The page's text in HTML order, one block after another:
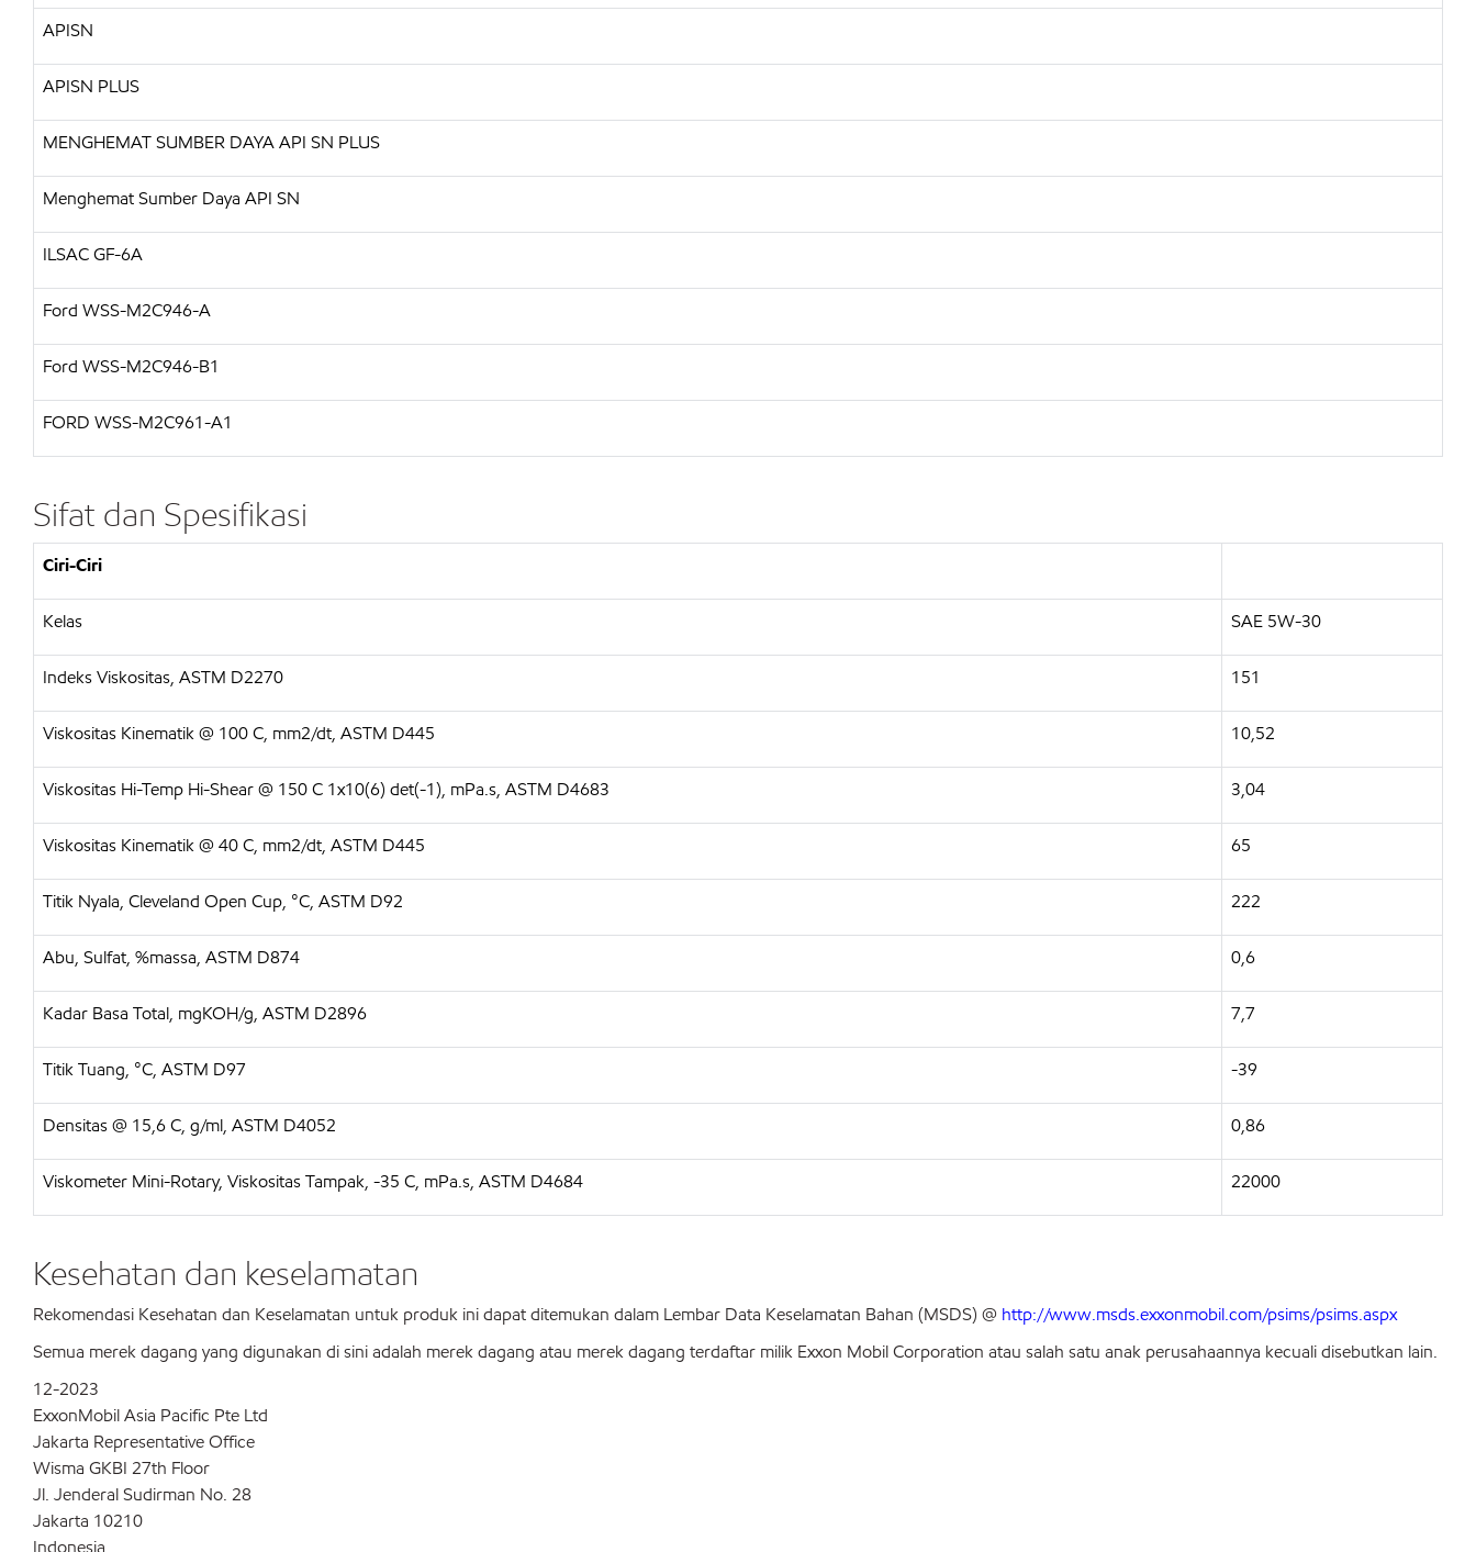
APISN
APISN PLUS
MENGHEMAT SUMBER DAYA API SN PLUS
Menghemat Sumber Daya API SN
ILSACGF-6A
Ford WSS-M2C946-A
Ford WSS-M2C946-B1
FORD WSS-M2C961-A1
Sifat dan Spesifikasi
Ciri-Ciri
Kelas SAE 5W-30
Indeks Viskositas, ASTM D2270 151
Viskositas Kinematik @ 100 C, mm2/dt, ASTM D445 10,52
Viskositas Hi-Temp Hi-Shear @ 150 C 1x10(6) det(-1), mPa.s, ASTM D4683 3,04
Viskositas Kinematik @ 40 C, mm2/dt, ASTM D445 65
Titik Nyala, Cleveland Open Cup, °C, ASTM D92 222
Abu, Sulfat, %massa, ASTM D874 0,6
Kadar Basa Total, mgKOH/g, ASTM D2896 7,7
Titik Tuang, °C, ASTM D97 -39
Densitas @ 15,6 C, g/ml, ASTM D4052 0,86
Viskometer Mini-Rotary, Viskositas Tampak, -35 C, mPa.s, ASTM D4684 22000
Kesehatan dan keselamatan
Rekomendasi Kesehatan dan Keselamatan untuk produk ini dapat ditemukan dalam Lembar Data Keselamatan Bahan (MSDS) @ http://www.msds.exxonmobil.com/psims/psims.aspx
Semua merek dagang yang digunakan di sini adalah merek dagang atau merek dagang terdaftar milik Exxon Mobil Corporation atau salah satu anak perusahaannya kecuali disebutkan lain.
12-2023
ExxonMobil Asia Pacific Pte Ltd
Jakarta Representative Office
Wisma GKBI 27th Floor
Jl. Jenderal Sudirman No. 28
Jakarta 10210
Indonesia